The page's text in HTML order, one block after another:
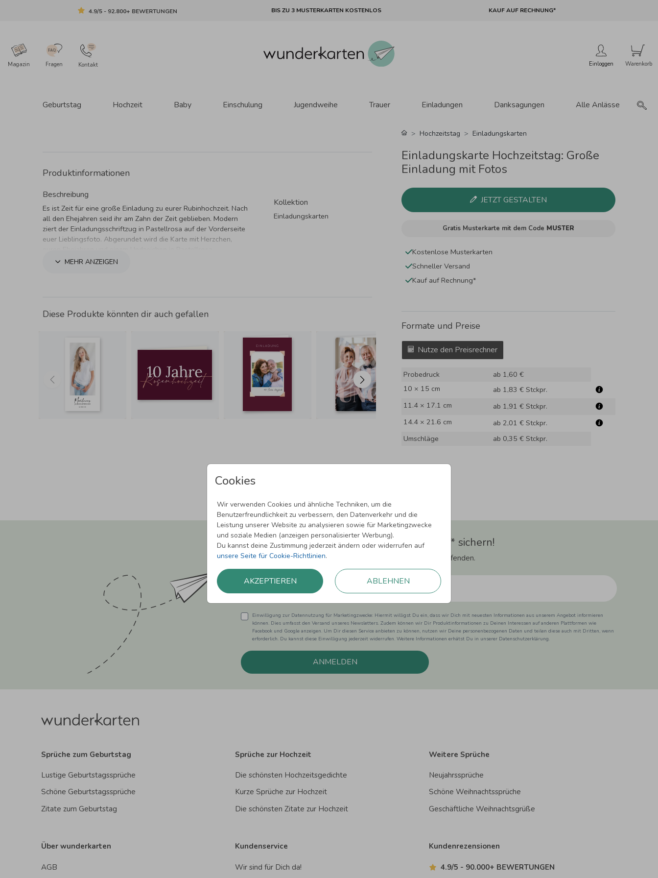
4.9/5 - 92.800+ BEWERTUNGEN BIS ZU 3 MUSTERKARTEN KOSTENLOS KAUF AUF RECHNUNG*
Magazin Fragen Kontakt Einloggen
Geburtstag Hochzeit Baby Einschulung Jugendweihe Trauer Einladungen Danksagungen Alle Anlässe
Cookies
Wir verwenden Cookies und ähnliche Techniken, um die
Benutzerfreundlichkeit zu verbessern, den Datenverkehr und die
Leistung unserer Website zu analysieren sowie für Marketingzwecke
und soziale Medien (anzeigen personalisierter Werbung).
Du kannst deine Zustimmung jederzeit ändern oder widerrufen auf
unsere Seite für Cookie-Richtlinien.
AKZEPTIEREN ABLEHNEN
Produktinformationen
Beschreibung
Es ist Zeit für eine große Einladung zu eurer Rubinhochzeit. Nach
all den Ehejahren seid ihr am Zahn der Zeit geblieben. Modern
ziert der Einladungsschriftzug in Pastellrosa auf der Vorderseite
euer Lieblingsfoto. Abgerundet wird die Karte mit Herzchen,
MEHR ANZEIGEN
Kollektion
Einladungskarten
Diese Produkte könnten dir auch gefallen
Hochzeitstag Einladungskarten
Einladungskarte Hochzeitstag: Große
Einladung mit Fotos
JETZT GESTALTEN
Gratis Musterkarte mit dem Code MUSTER
Kostenlose Musterkarten
Schneller Versand
Kauf auf Rechnung*
Formate und Preise
Nutze den Preisrechner
Probedruck
ab 1,60 €
10 × 15 cm
ab 1,83 € Stckpr.
11.4 × 17.1 cm
ab 1,91 € Stckpr.
14.4 × 21.6 cm
ab 2,01 € Stckpr.
Umschläge
ab 0,35 € Stckpr.
Newsletter abonnieren und 5,00 € Rabatt** sichern!
Melde Dich zu unserem Newsletter an und bleibe auf dem Laufenden.
Einwilligung zur Datennutzung für Marketingzwecke: Hiermit willigst Du ein, dass wir Dich mit neuesten Informationen aus unserem Angebot informieren
können. Dies umfasst den Versand unseres Newsletters. Zudem können wir Dir Produktinformationen zu Deinen Interessen auf anderen Plattformen wie
Facebook und Google anzeigen. Um Dir diesen Service anbieten zu können, nutzen wir Deine personenbezogenen Daten und teilen diese auch mit Dritten, wenn
erforderlich. Du kannst diese Einwilligung jederzeit widerrufen. Weitere Informationen erhätst Du in unserer Datenschutzerklärung.
ANMELDEN
Sprüche zum Geburtstag
Lustige Geburtstagssprüche
Schöne Geburtstagssprüche
Zitate zum Geburtstag
Sprüche zur Hochzeit
Die schönsten Hochzeitsgedichte
Kurze Sprüche zur Hochzeit
Die schönsten Zitate zur Hochzeit
Weitere Sprüche
Neujahrssprüche
Schöne Weihnachtssprüche
Geschäftliche Weihnachtsgrüße
Über wunderkarten
AGB
Kundenservice
Wir sind für Dich da!
Kundenrezensionen
4.9/5 - 90.000+ BEWERTUNGEN